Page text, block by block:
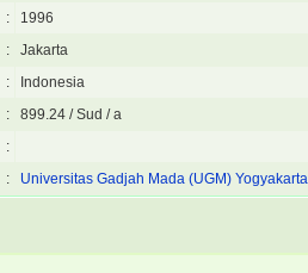
:
1996
:
Jakarta
:
Indonesia
:
899.24 / Sud / a
:
: Universitas Gadjah Mada (UGM)